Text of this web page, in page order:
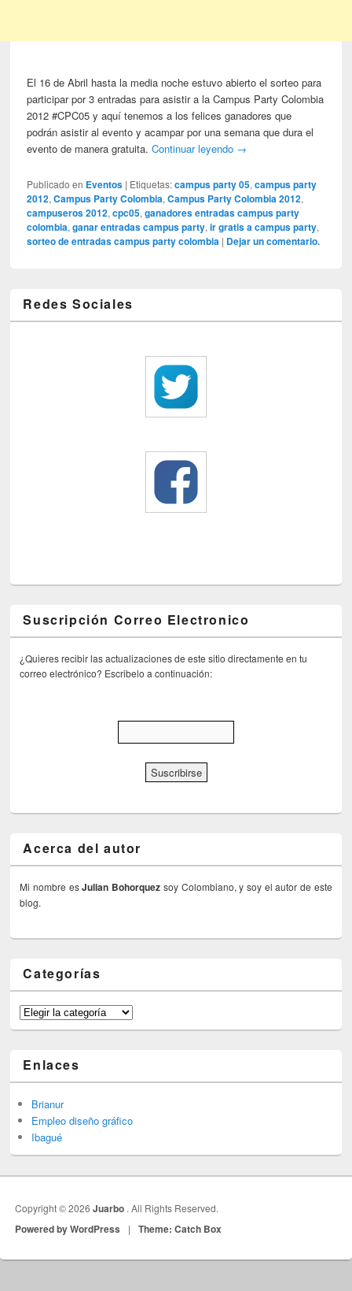
El 16 de Abril hasta la media noche estuvo abierto el sorteo para
participar por 3 entradas para asistir a la Campus Party Colombia
2012 #CPC05 y aquí tenemos a los felices ganadores que
podrán asistir al evento y acampar por una semana que dura el
evento de manera gratuita.Continuar leyendo →
Publicado en Eventos | Etiquetas: campus party 05,campus party
2012,Campus Party Colombia,Campus Party Colombia 2012,
campuseros 2012,cpc05,ganadores entradas campus party
colombia,ganar entradas campus party,ir gratis a campus party,
sorteo de entradas campus party colombia | Dejar un comentario.
Redes Sociales
Suscripción Correo Electronico
¿Quieres recibir las actualizaciones de este sitio directamente en tu
correo electrónico? Escribelo a continuación:
Acerca del autor
Mi nombre esJulian Bohorquez soy Colombiano, y soy el autor de este
blog.
Categorías
Categorías
Enlaces
Brianur
Empleo diseño gráfico
Ibagué
Copyright © 2026Juarbo . All Rights Reserved.
Powered by WordPress | Theme: Catch Box